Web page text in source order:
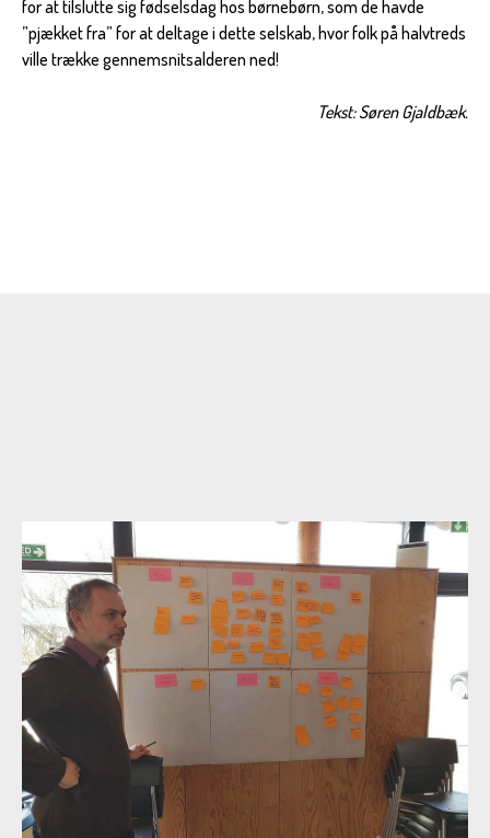
for at tilslutte sig fødselsdag hos børnebørn, som de havde
”pjækket fra” for at deltage i dette selskab, hvor folk på halvtreds
ville trække gennemsnitsalderen ned!
Tekst: Søren Gjaldbæk.